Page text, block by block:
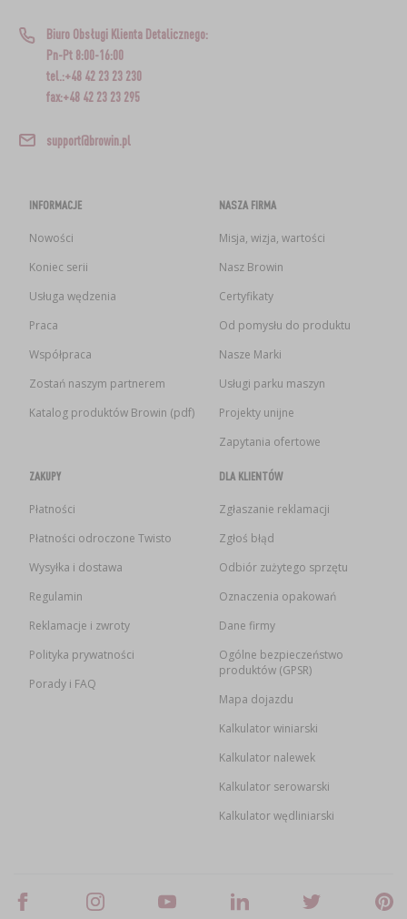
Biuro Obsługi Klienta Detalicznego:
Pn-Pt 8:00-16:00
tel.:+48 42 23 23 230
fax:+48 42 23 23 295
support@browin.pl
INFORMACJE
Nowości
Koniec serii
Usługa wędzenia
Praca
Współpraca
Zostań naszym partnerem
Katalog produktów Browin (pdf)
NASZA FIRMA
Misja, wizja, wartości
Nasz Browin
Certyfikaty
Od pomysłu do produktu
Nasze Marki
Usługi parku maszyn
Projekty unijne
Zapytania ofertowe
ZAKUPY
Płatności
Płatności odroczone Twisto
Wysyłka i dostawa
Regulamin
Reklamacje i zwroty
Polityka prywatności
Porady i FAQ
DLA KLIENTÓW
Zgłaszanie reklamacji
Zgłoś błąd
Odbiór zużytego sprzętu
Oznaczenia opakowań
Dane firmy
Ogólne bezpieczeństwo
produktów (GPSR)
Mapa dojazdu
Kalkulator winiarski
Kalkulator nalewek
Kalkulator serowarski
Kalkulator wędliniarski